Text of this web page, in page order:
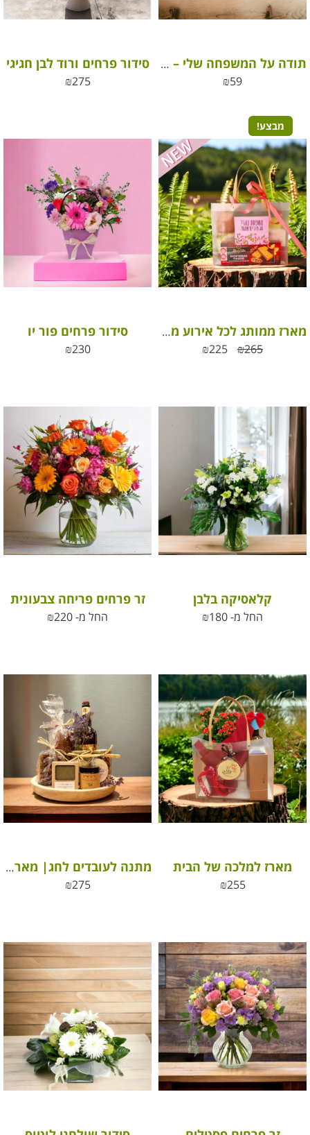
תודה על המשפחה שלי – פרלינים מבית ROY שוקולד
₪59
סידור פרחים ורוד לבן חגיגי
₪275
מבצע!
מארז ממותג לכל אירוע מתוק ומפנק
₪265
₪225
סידור פרחים פור יו
₪230
קלאסיקה בלבן
החל מ- ₪180
זר פרחים פריחה צבעונית
החל מ- ₪220
מארז למלכה של הבית
₪255
מתנה לעובדים לחג| מארז שי לעובדים
₪275